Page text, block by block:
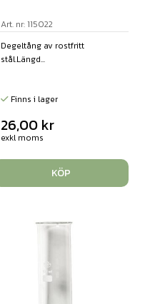
Art. nr: 115022
Degeltång av rostfritt
stål.Längd...
Finns i lager
26,00 kr
exkl moms
KÖP